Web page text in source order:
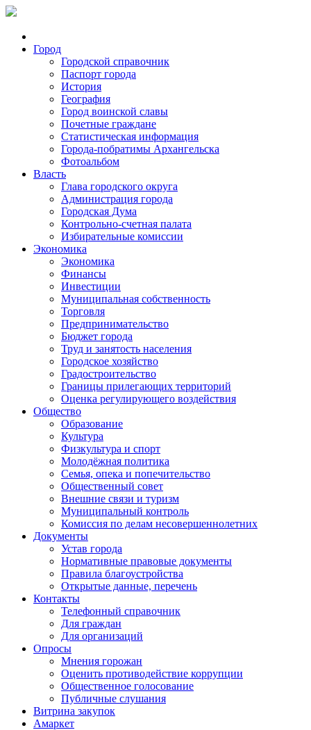
Город
Городской справочник
Паспорт города
История
География
Город воинской славы
Почетные граждане
Статистическая информация
Города-побратимы Архангельска
Фотоальбом
Власть
Глава городского округа
Администрация города
Городская Дума
Контрольно-счетная палата
Избирательные комиссии
Экономика
Экономика
Финансы
Инвестиции
Муниципальная собственность
Торговля
Предпринимательство
Бюджет города
Труд и занятость населения
Городское хозяйство
Градостроительство
Границы прилегающих территорий
Оценка регулирующего воздействия
Общество
Образование
Культура
Физкультура и спорт
Молодёжная политика
Семья, опека и попечительство
Общественный совет
Внешние связи и туризм
Муниципальный контроль
Комиссия по делам несовершеннолетних
Документы
Устав города
Нормативные правовые документы
Правила благоустройства
Открытые данные, перечень
Контакты
Телефонный справочник
Для граждан
Для организаций
Опросы
Мнения горожан
Оценить противодействие коррупции
Общественное голосование
Публичные слушания
Витрина закупок
Амаркет